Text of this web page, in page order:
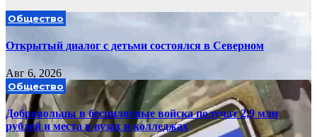
Общество
Открытый диалог с детьми состоялся в Северном
Авг 6, 2026
Общество
Добровольцы в беспилотные войска получат 2,9 млн
рублей и места в вузах и колледжах